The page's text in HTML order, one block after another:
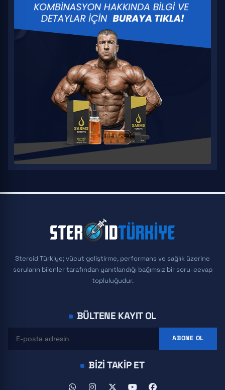
S 23
Steroid Türkiye; vücut geliştirme, performans ve sağlık üzerine
soruların bilenler tarafından yanıtlandığı bağımsız bir soru-cevap
topluluğudur.
BÜLTENE KAYIT OL
ABONE OL
BIZI TAKIP ET